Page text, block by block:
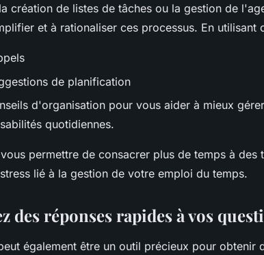
création de listes de tâches ou la gestion de
et à rationaliser ces processus. En
de planification
d'organisation pour vous aider à mieux
quotidiennes.
permettre de consacrer plus de temps à des
lié à la gestion de votre emploi du temps.
des réponses rapides à vos
également être un outil précieux pour obtenir